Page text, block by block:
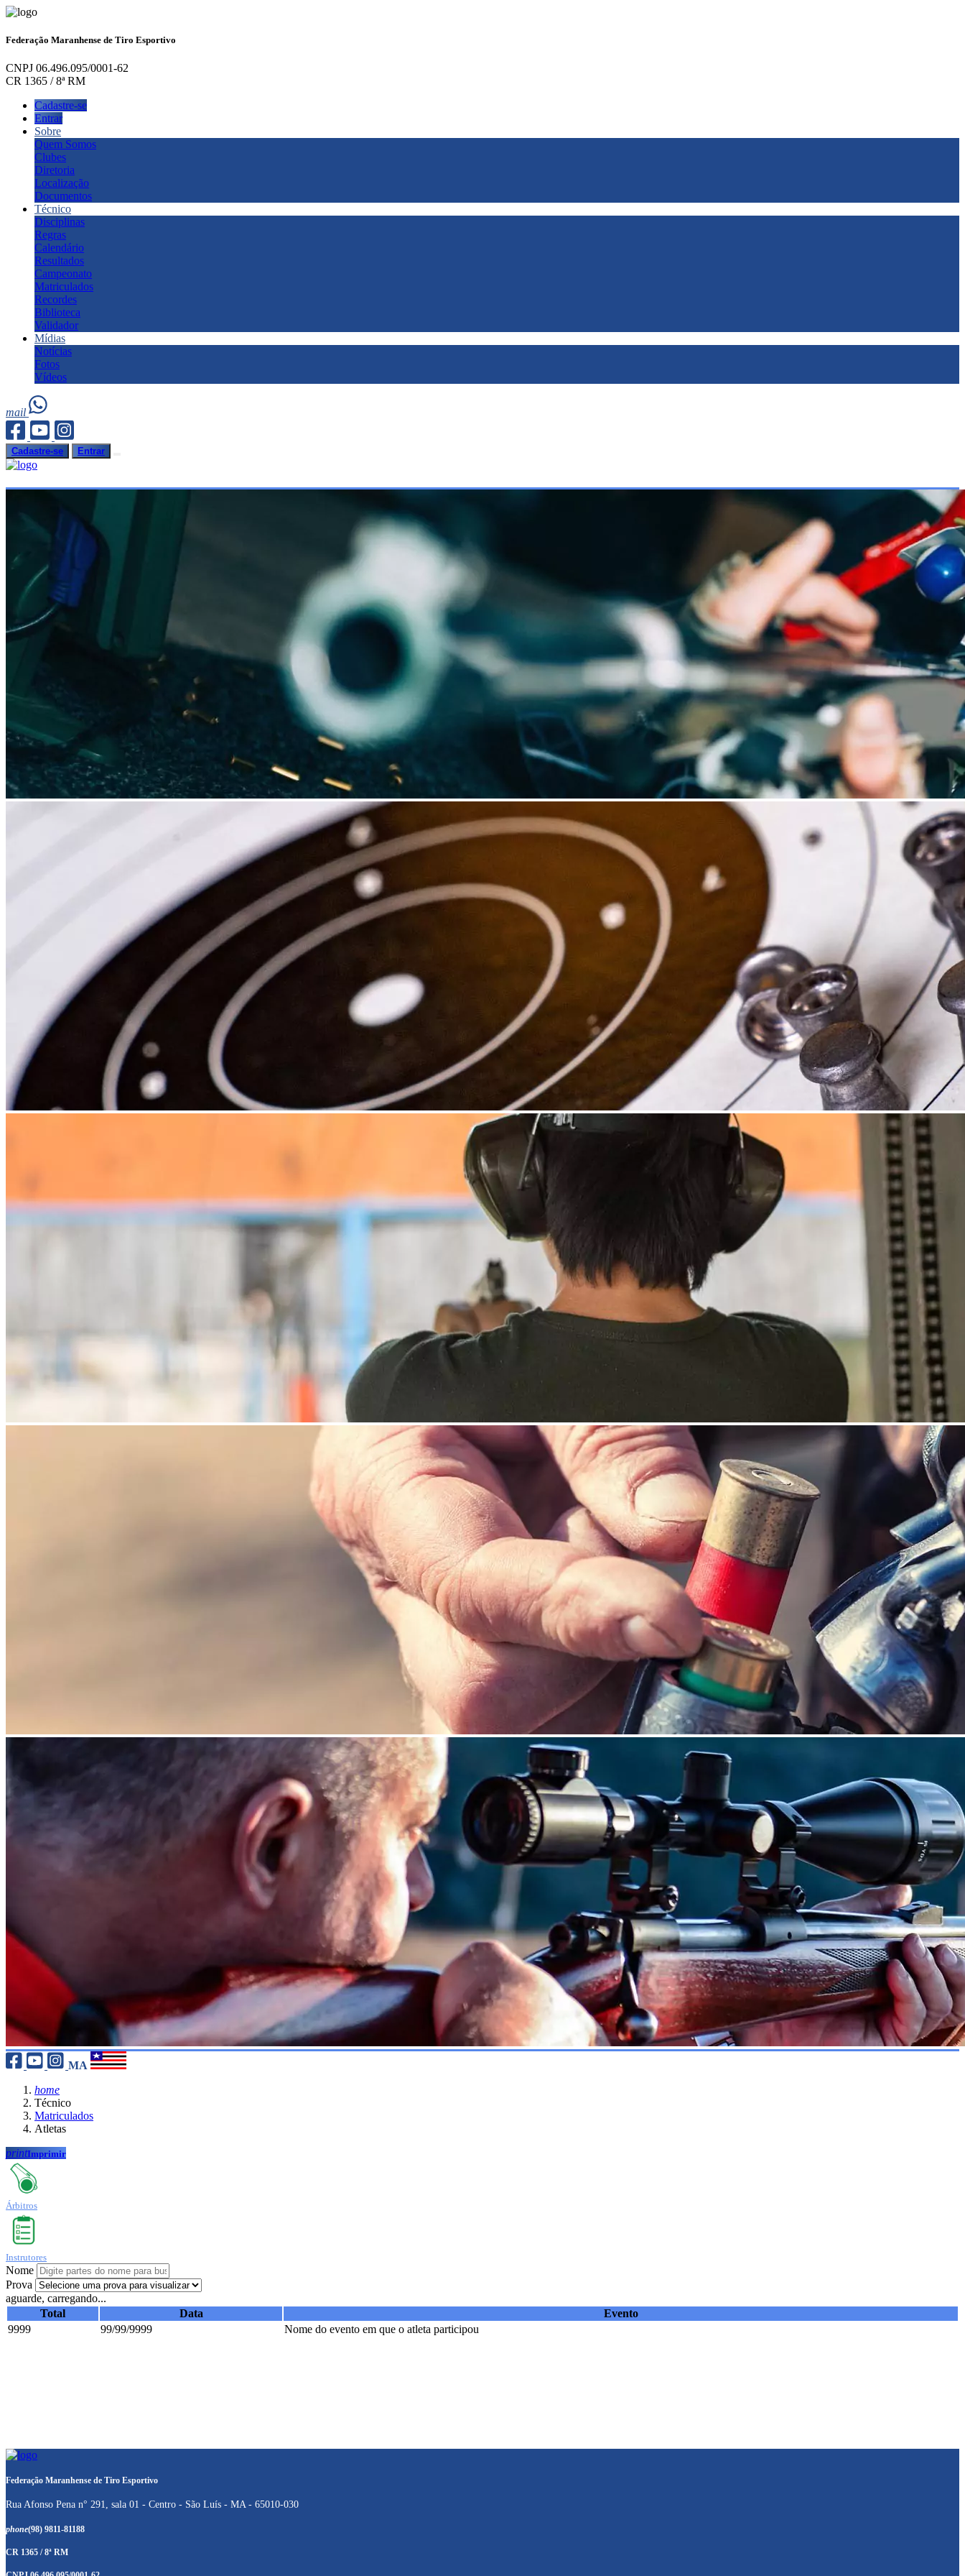
Federação Maranhense de Tiro Esportivo
CNPJ 06.496.095/0001-62
CR 1365 / 8ª RM
Cadastre-se
Entrar
Sobre
Quem Somos
Clubes
Diretoria
Localização
Documentos
Técnico
Disciplinas
Regras
Calendário
Resultados
Campeonato
Matriculados
Recordes
Biblioteca
Validador
Mídias
Notícias
Fotos
Vídeos
mail
Cadastre-se Entrar
MA
home
Técnico
Matriculados
Atletas
printImprimir
Árbitros
Instrutores
Nome
Prova
aguarde, carregando...
Total
Data
Evento
9999
99/99/9999 Nome do evento em que o atleta participou
Federação Maranhense de Tiro Esportivo
Rua Afonso Pena n° 291, sala 01 - Centro - São Luís - MA - 65010-030
phone(98) 9811-81188
CR 1365 / 8ª RM